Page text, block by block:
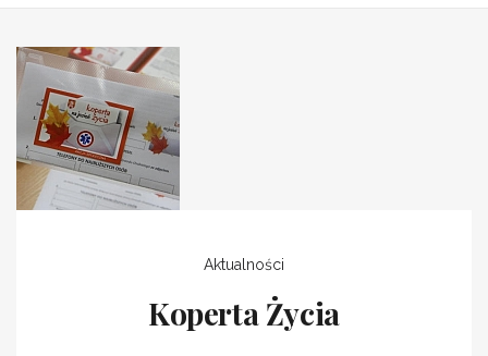
Aktualności
Koperta Życia